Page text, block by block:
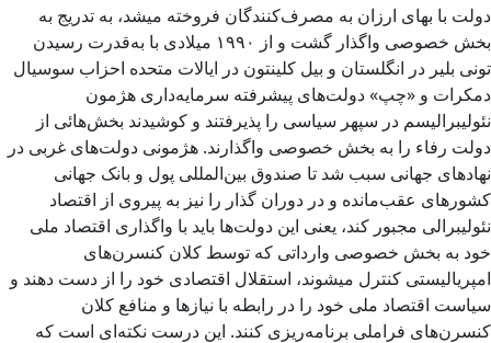
دولت با بهای ارزان به مصرف‌کنندگان فروخته میشد، به تدریج به
بخش خصوصی واگذار گشت و از ۱۹۹۰ میلادی با به‌قدرت رسیدن
تونی بلیر در انگلستان و بیل کلینتون در ایالات متحده احزاب سوسیال
دمکرات و «چپ» دولت‌های پیشرفته سرمایه‌داری هژمون
نئولیبرالیسم در سپهر سیاسی را پذیرفتند و کوشیدند بخش‌هائی از
دولت رفاء را به بخش خصوصی واگذارند. هژمونی دولت‌های غربی در
نهادهای جهانی سبب شد تا صندوق بین‌المللی پول و بانک جهانی
کشورهای عقب‌مانده و در دوران گذار را نیز به پیروی از اقتصاد
نئولیبرالی مجبور کند، یعنی این دولت‌ها باید با واگذاری اقتصاد ملی
خود به بخش خصوصی وارداتی که توسط کلان کنسرن‌های
امپریالیستی کنترل میشوند، استقلال اقتصادی خود را از دست دهند و
سیاست اقتصاد ملی خود را در رابطه با نیازها و منافع کلان
کنسرن‌های فراملی برنامه‌ریزی کنند. این درست نکته‌ای است که